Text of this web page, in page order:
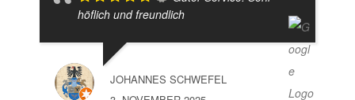
höflich und freundlich
JOHANNES SCHWEFEL